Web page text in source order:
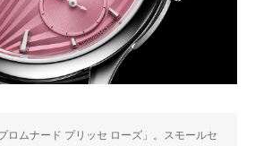
ロムナード プリッセ ローズ」。スモールセ